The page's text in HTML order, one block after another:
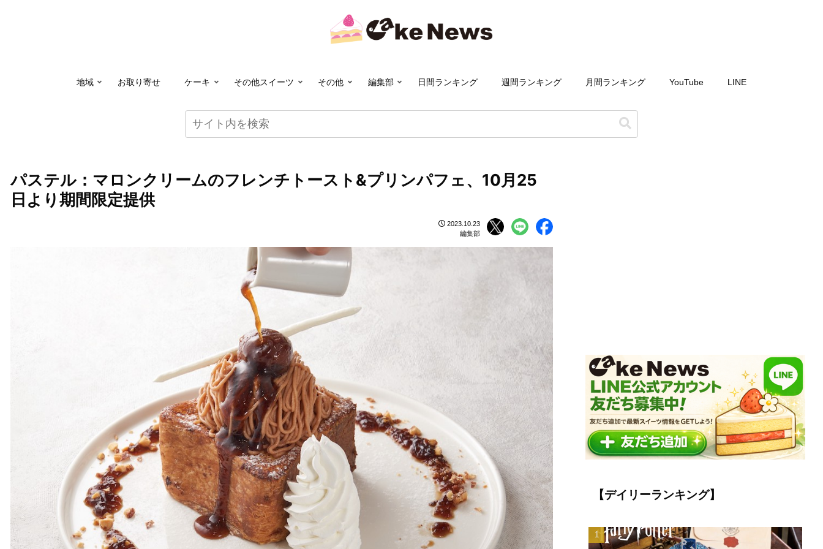
地域 お取り寄せ ケーキ その他スイーツ その他 編集部 日間ランキング 週間ランキング 月間ランキング YouTube LINE
パステル：マロンクリームのフレンチトースト&プリンパフェ、10月25
日より期間限定提供
2023.10.23
編集部
【デイリーランキング】